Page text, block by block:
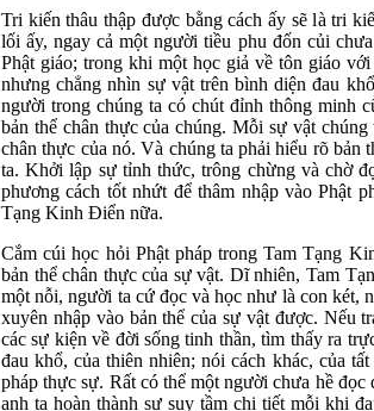
Tri kiến thâu thập được bằng cách ấy sẽ là tri
lối ấy, ngay cả một người tiều phu đốn củi
Phật giáo; trong khi một học giả về tôn giáo
nhưng chẳng nhìn sự vật trên bình diệnđau
người trong chúng ta có chút đỉnh thông minh
bản thể chân thực của chúng. Mỗi sự vật
chân thực của nó. Và chúng ta phải hiểu rõ bản
ta. Khởi lập sự tỉnh thức, trông chừng và chờ
phương cách tốt nhứt để thâm nhập vào Phật
Tạng Kinh Điển nữa.
Cắm cúi học hỏi Phật pháp trong Tam Tạng
bản thể chân thực của sự vật. Dĩ nhiên, Tam
một nỗi, người ta cứ đọc và học như là con két,
xuyên nhập vào bản thể của sự vật được. Nếu
các sự kiện về đời sống tinh thần, tìm thấy ra
đau khổ, của thiên nhiên; nói cách khác, của
pháp thực sự. Rất có thể một người chưa hề đọc
anh ta hoàn thành sự suy tầm chi tiết mỗi khi